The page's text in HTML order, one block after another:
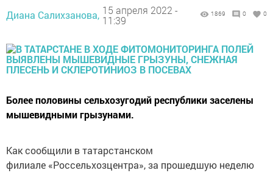
Диана Салихзанова, 15 апреля 2022 -
11:39
1869 0 0
Более половины сельхозугодий республики заселены
мышевидными грызунами.
Как сообщили в татарстанском
филиале «Россельхозцентра», за прошедшую неделю